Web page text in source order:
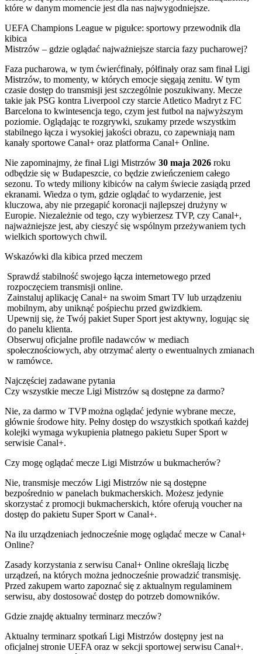
które w danym momencie jest dla nas najwygodniejsze.
UEFA Champions League w pigułce: sportowy przewodnik dla
kibica
Mistrzów – gdzie oglądać najważniejsze starcia fazy pucharowej?
Faza pucharowa, w tym ćwierćfinały, półfinały oraz sam finał Ligi
Mistrzów, to momenty, w których emocje sięgają zenitu. W tym
czasie dostęp do transmisji jest szczególnie poszukiwany. Mecze
takie jak PSG kontra Liverpool czy starcie Atletico Madryt z FC
Barcelona to kwintesencja tego, czym jest futbol na najwyższym
poziomie. Oglądając te rozgrywki, szukamy przede wszystkim
stabilnego łącza i wysokiej jakości obrazu, co zapewniają nam
kanały sportowe Canal+ oraz platforma Canal+ Online.
Nie zapominajmy, że finał Ligi Mistrzów 30 maja 2026 roku
odbędzie się w Budapeszcie, co będzie zwieńczeniem całego
sezonu. To wtedy miliony kibiców na całym świecie zasiądą przed
ekranami. Wiedza o tym, gdzie oglądać to wydarzenie, jest
kluczowa, aby nie przegapić koronacji najlepszej drużyny w
Europie. Niezależnie od tego, czy wybierzesz TVP, czy Canal+,
najważniejsze jest, aby cieszyć się wspólnym przeżywaniem tych
wielkich sportowych chwil.
Wskazówki dla kibica przed meczem
Sprawdź stabilność swojego łącza internetowego przed
rozpoczęciem transmisji online.
Zainstaluj aplikację Canal+ na swoim Smart TV lub urządzeniu
mobilnym, aby uniknąć pośpiechu przed gwizdkiem.
Upewnij się, że Twój pakiet Super Sport jest aktywny, logując się
do panelu klienta.
Obserwuj oficjalne profile nadawców w mediach
społecznościowych, aby otrzymać alerty o ewentualnych zmianach
w ramówce.
Najczęściej zadawane pytania
Czy wszystkie mecze Ligi Mistrzów są dostępne za darmo?
Nie, za darmo w TVP można oglądać jedynie wybrane mecze,
głównie środowe hity. Pełny dostęp do wszystkich spotkań każdej
kolejki wymaga wykupienia płatnego pakietu Super Sport w
serwisie Canal+.
Czy mogę oglądać mecze Ligi Mistrzów u bukmacherów?
Nie, transmisje meczów Ligi Mistrzów nie są dostępne
bezpośrednio w panelach bukmacherskich. Możesz jedynie
skorzystać z promocji bukmacherskich, które oferują voucher na
dostęp do pakietu Super Sport w Canal+.
Na ilu urządzeniach jednocześnie mogę oglądać mecze w Canal+
Online?
Zasady korzystania z serwisu Canal+ Online określają liczbę
urządzeń, na których można jednocześnie prowadzić transmisję.
Przed zakupem warto zapoznać się z aktualnym regulaminem
serwisu, aby dostosować dostęp do potrzeb domowników.
Gdzie znajdę aktualny terminarz meczów?
Aktualny terminarz spotkań Ligi Mistrzów dostępny jest na
oficjalnej stronie UEFA oraz w sekcji sportowej serwisu Canal+.